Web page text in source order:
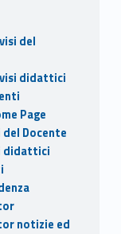
del
didattici
Page
Docente
didattici
notizie ed